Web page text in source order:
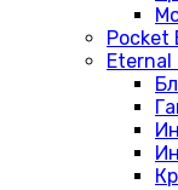
Pocket
Eternal